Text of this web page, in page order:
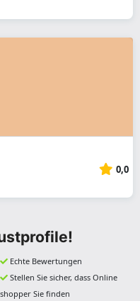
0,0
Echte Bewertungen
Stellen Sie sicher, dass Online
shopper Sie finden